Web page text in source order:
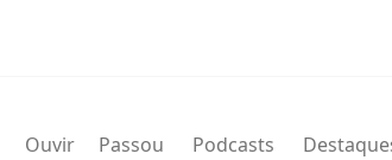
Ouvir Passou Podcasts